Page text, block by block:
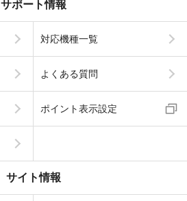
サポート情報
対応機種一覧
よくある質問
ポイント表示設定
サイト情報